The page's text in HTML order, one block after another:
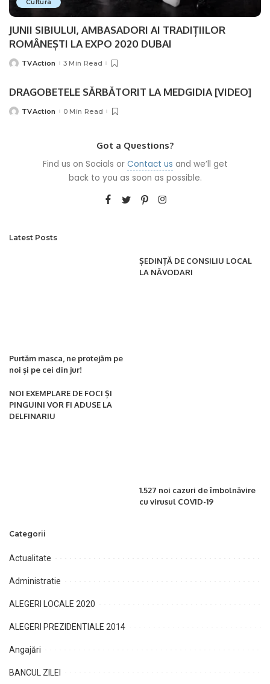
Cultura
JUNII SIBIULUI, AMBASADORI AI TRADIȚIILOR
ROMÂNEȘTI LA EXPO 2020 DUBAI
PostedTVAction 3 Min Read
DRAGOBETELE SĂRBĂTORIT LA MEDGIDIA [VIDEO]
PostedTVAction 0 Min Read
Got a Questions?
Find us on Socials or Contact us and we’ll get
back to you as soon as possible.
Latest Posts
Purtăm masca, ne protejăm pe
noi și pe cei din jur!
ȘEDINȚĂ DE CONSILIU LOCAL
LA NĂVODARI
NOI EXEMPLARE DE FOCI ȘI
PINGUINI VOR FI ADUSE LA
DELFINARIU
1.527 noi cazuri de îmbolnăvire
cu virusul COVID-19
Categorii
Actualitate
Administratie
ALEGERI LOCALE 2020
ALEGERI PREZIDENTIALE 2014
Angajări
BANCUL ZILEI